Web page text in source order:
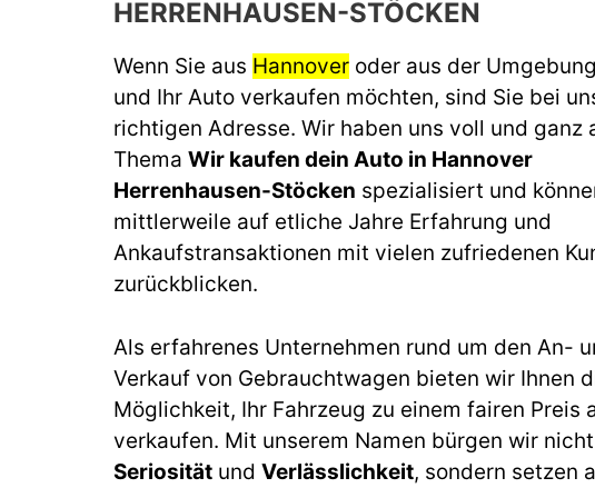
HERRENHAUSEN-STÖCKEN
Wenn Sie aus Hannover oder aus der
und Ihr Auto verkaufen möchten, sind Sie bei
richtigen Adresse. Wir haben uns voll und ganz
Thema Wir kaufen dein Auto in Hannover
Herrenhausen-Stöcken spezialisiert und
mittlerweile auf etliche Jahre Erfahrung und
Ankaufstransaktionen mit vielen zufriedenen
zurückblicken.
Als erfahrenes Unternehmen rund um den An-
Verkauf von Gebrauchtwagen bieten wir Ihnen
Möglichkeit, Ihr Fahrzeug zu einem fairen Preis
verkaufen. Mit unserem Namen bürgen wir
Seriosität und Verlässlichkeit, sondern setzen